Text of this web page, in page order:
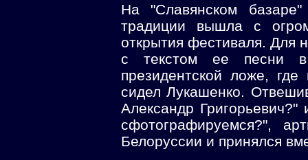
На "Славянском
традиции вышла с
открытия фестиваля. Для
с текстом ее песни в
президентской ложе,
сидел Лукашенко.
Александр
сфотографируемся?",
Белоруссии и принялся